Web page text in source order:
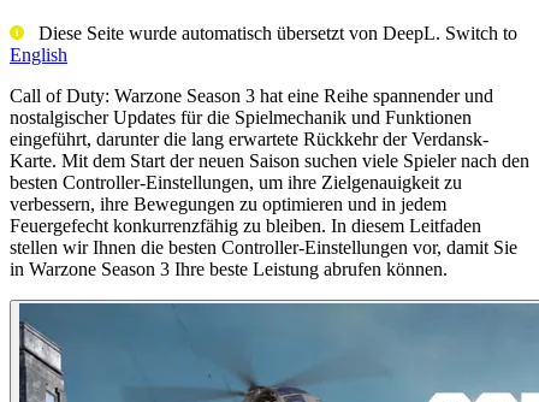
Diese Seite wurde automatisch übersetzt von DeepL. Switch to
English
Call of Duty: Warzone Season 3 hat eine Reihe spannender und
nostalgischer Updates für die Spielmechanik und Funktionen
eingeführt, darunter die lang erwartete Rückkehr der Verdansk-
Karte. Mit dem Start der neuen Saison suchen viele Spieler nach den
besten Controller-Einstellungen, um ihre Zielgenauigkeit zu
verbessern, ihre Bewegungen zu optimieren und in jedem
Feuergefecht konkurrenzfähig zu bleiben. In diesem Leitfaden
stellen wir Ihnen die besten Controller-Einstellungen vor, damit Sie
in Warzone Season 3 Ihre beste Leistung abrufen können.